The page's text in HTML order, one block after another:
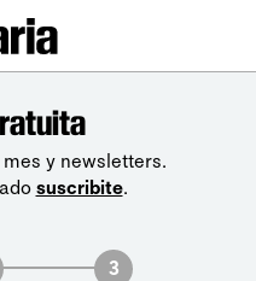
y newsletters.
suscribite.
3